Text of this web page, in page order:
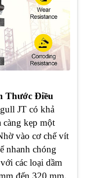
Thước Điều
JT có khả
càng kẹp một
vào cơ chế vít
nhanh chóng
các loại dầm
đến 320 mm,